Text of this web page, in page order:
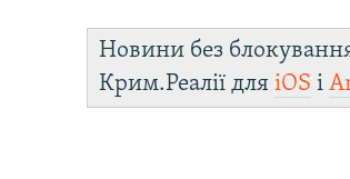
Новини без
Крим.Реалії дляiOS і